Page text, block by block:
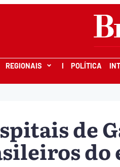
REGIONAIS I POLÍTICA
de
do